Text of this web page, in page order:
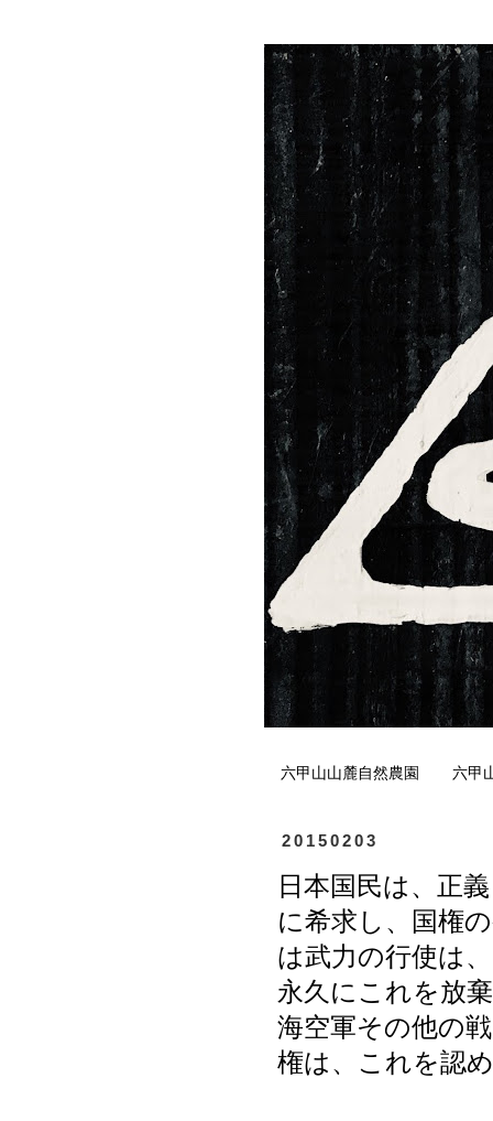
六甲山山麓自然農園 六甲
20150203
日本国民は、正
に希求し、国権
は武力の行使は
永久にこれを放
海空軍その他の
権は、これを認